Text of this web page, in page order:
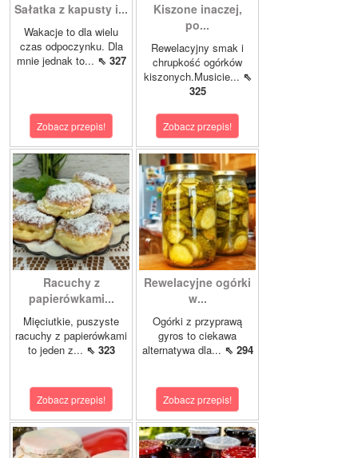
Sałatka z kapusty i...
Wakacje to dla wielu
czas odpoczynku. Dla
mnie jednak to... ⇖ 327
Zobacz przepis!
Kiszone inaczej,
po...
Rewelacyjny smak i
chrupkość ogórków
kiszonych.Musicie... ⇖
325
Zobacz przepis!
Racuchy z
papierówkami...
Mięciutkie, puszyste
racuchy z papierówkami
to jeden z... ⇖ 323
Zobacz przepis!
Rewelacyjne ogórki
w...
Ogórki z przyprawą
gyros to ciekawa
alternatywa dla... ⇖ 294
Zobacz przepis!